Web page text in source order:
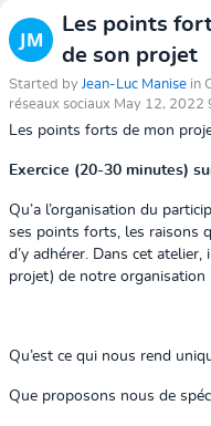
Les points
de son projet
Started by Jean-Luc Manise in
réseaux sociaux May 12, 2022
Les points forts de mon
Exercice (20-30 minutes)
Qu’a l’organisation du
ses points forts, les raisons
d’y adhérer. Dans cet
projet) de notre organisation
Qu’est ce qui nous rend
Que proposons nous de